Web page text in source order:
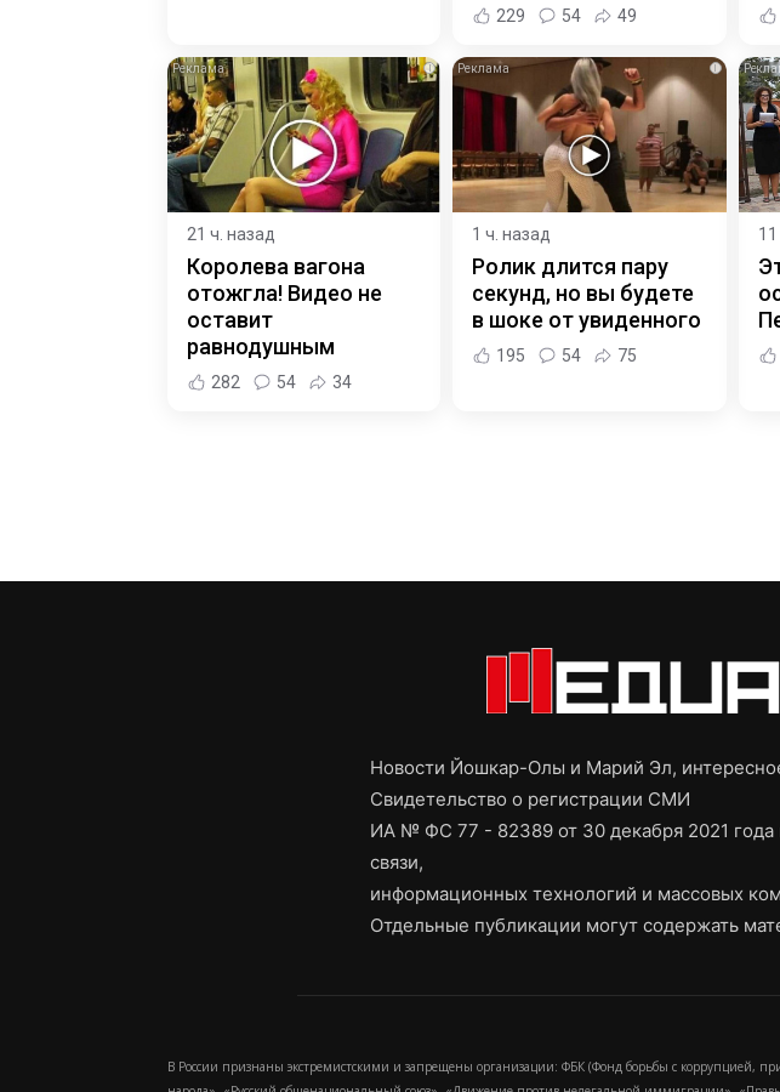
229 54 49
i
21 ч. назад
Королева вагона
отожгла! Видео не
оставит
равнодушным
282 54 34
i
1 ч. назад
Ролик длится пару
секунд, но вы будете
в шоке от увиденного
195 54 75
Новости Йошкар-Олы и Марий Эл,
Свидетельство о регистрации СМИ
ИА № ФС 77 - 82389 от 30 декабря 2021
связи,
информационных технологий и массовых
Отдельные публикации могут содержать
В России признаны экстремистскими и запрещены организации: ФБК (Фонд борьбы с коррупцией,